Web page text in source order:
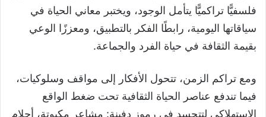
فلسفيًّا تراكميًّا يتأمل الوجود، ويختبر معاني الحياة في
سياقاتها اليومية، رابطًا الفكر بالتطبيق، ومعززًا الوعي
بقيمة الثقافة في حياة الفرد والجماعة.
ومع تراكم الزمن، تتحول الأفكار إلى مواقف وسلوكيات،
فيما تندفع عناصر الحياة الثقافية تحت ضغط الواقع
الاستهلاكي لتتجسد في رموز دفينة: مشاعر مكبوتة، أحلام